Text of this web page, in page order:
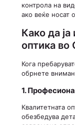
контрола на
ако веќе носат
Како да
оптика во
Кога
обрнете
1.
Квалитетната
обезбедува